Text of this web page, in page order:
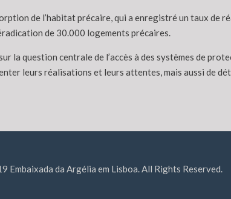
de l’habitat précaire, qui a enregistré un taux de
de 30.000 logements précaires.
la question centrale de l’accès à des systèmes de
leurs réalisations et leurs attentes, mais aussi de
Embaixada da Argélia em Lisboa. All Rights Reserved.